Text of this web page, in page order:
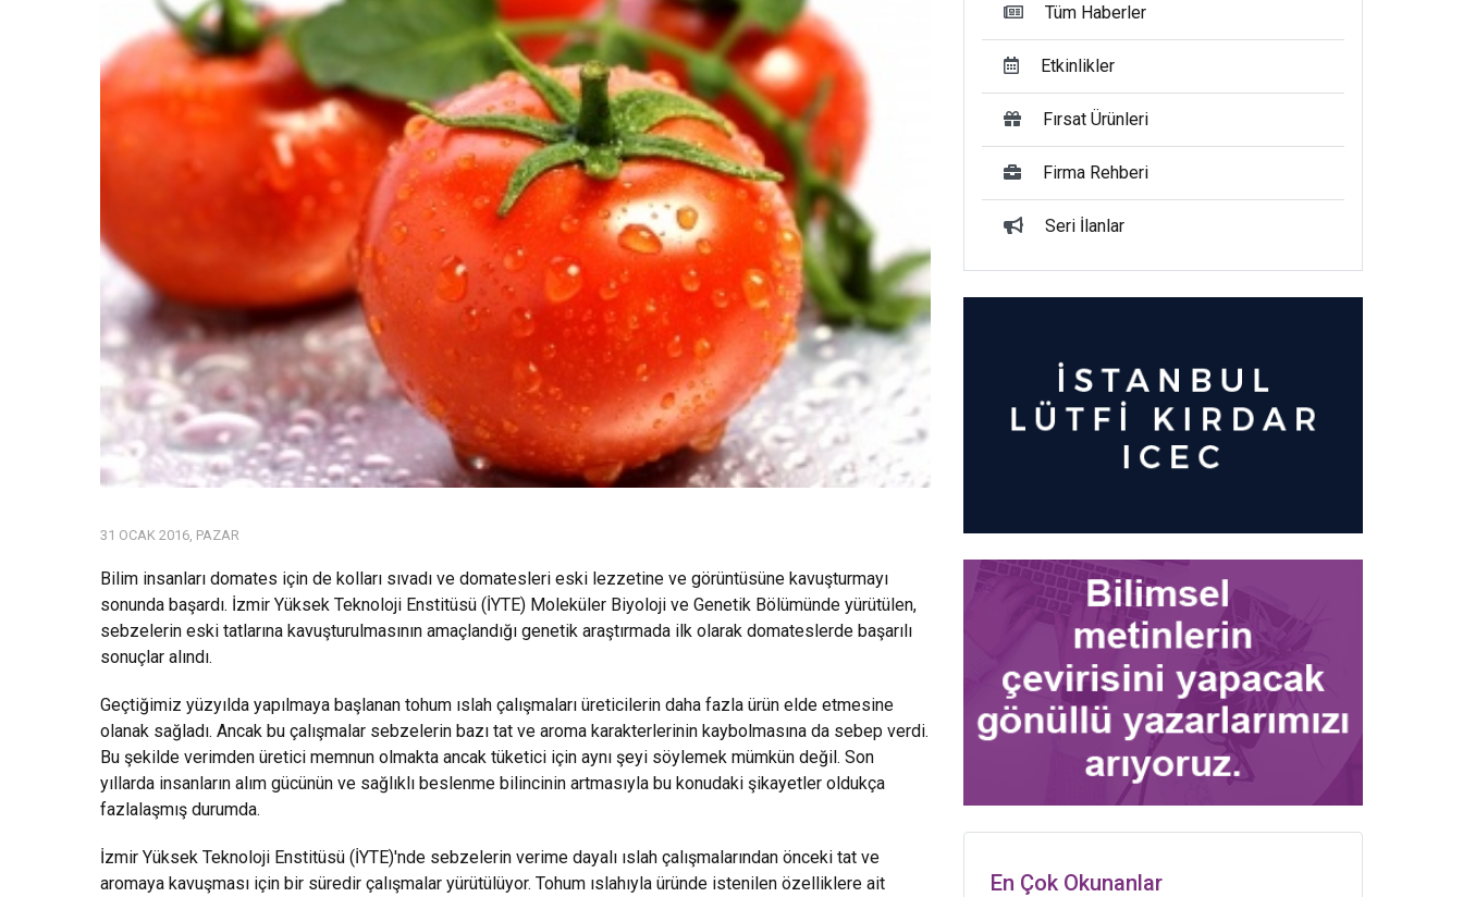
31 OCAK 2016, PAZAR
Bilim insanları domates için de kolları sıvadı ve domatesleri eski lezzetine ve görüntüsüne kavuşturmayı
sonunda başardı. İzmir Yüksek Teknoloji Enstitüsü (İYTE) Moleküler Biyoloji ve Genetik Bölümünde yürütülen,
sebzelerin eski tatlarına kavuşturulmasının amaçlandığı genetik araştırmada ilk olarak domateslerde başarılı
sonuçlar alındı.
Geçtiğimiz yüzyılda yapılmaya başlanan tohum ıslah çalışmaları üreticilerin daha fazla ürün elde etmesine
olanak sağladı. Ancak bu çalışmalar sebzelerin bazı tat ve aroma karakterlerinin kaybolmasına da sebep verdi.
Bu şekilde verimden üretici memnun olmakta ancak tüketici için aynı şeyi söylemek mümkün değil. Son
yıllarda insanların alım gücünün ve sağlıklı beslenme bilincinin artmasıyla bu konudaki şikayetler oldukça
fazlalaşmış durumda.
İzmir Yüksek Teknoloji Enstitüsü (İYTE)'nde sebzelerin verime dayalı ıslah çalışmalarından önceki tat ve
aromaya kavuşması için bir süredir çalışmalar yürütülüyor. Tohum ıslahıyla üründe istenilen özelliklere ait
Tüm Haberler
Etkinlikler
Fırsat Ürünleri
Firma Rehberi
Seri İlanlar
En Çok Okunanlar